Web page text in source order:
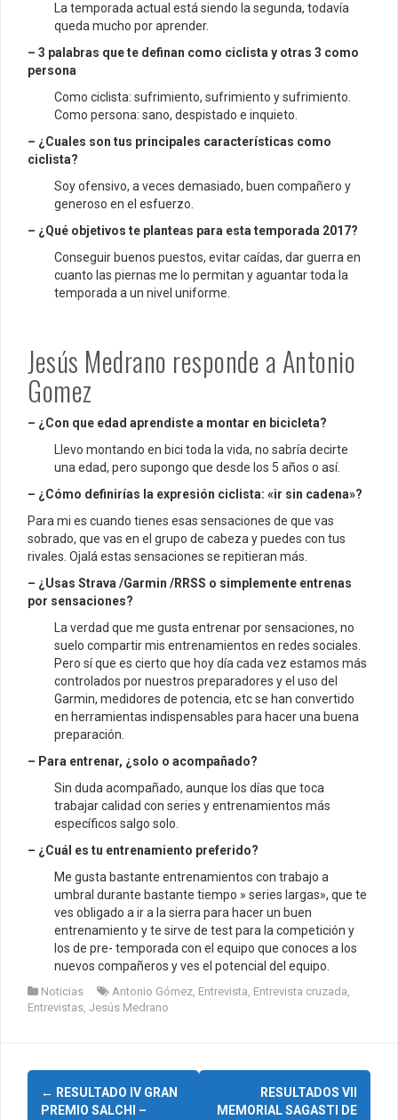
La temporada actual está siendo la segunda, todavía
queda mucho por aprender.
– 3 palabras que te definan como ciclista y otras 3 como
persona
Como ciclista: sufrimiento, sufrimiento y sufrimiento.
Como persona: sano, despistado e inquieto.
– ¿Cuales son tus principales características como
ciclista?
Soy ofensivo, a veces demasiado, buen compañero y
generoso en el esfuerzo.
– ¿Qué objetivos te planteas para esta temporada 2017?
Conseguir buenos puestos, evitar caídas, dar guerra en
cuanto las piernas me lo permitan y aguantar toda la
temporada a un nivel uniforme.
Jesús Medrano responde a Antonio
Gomez
– ¿Con que edad aprendiste a montar en bicicleta?
Llevo montando en bici toda la vida, no sabría decirte
una edad, pero supongo que desde los 5 años o así.
– ¿Cómo definirías la expresión ciclista: «ir sin cadena»?
Para mi es cuando tienes esas sensaciones de que vas
sobrado, que vas en el grupo de cabeza y puedes con tus
rivales. Ojalá estas sensaciones se repitieran más.
– ¿Usas Strava /Garmin /RRSS o simplemente entrenas
por sensaciones?
La verdad que me gusta entrenar por sensaciones, no
suelo compartir mis entrenamientos en redes sociales.
Pero sí que es cierto que hoy día cada vez estamos más
controlados por nuestros preparadores y el uso del
Garmin, medidores de potencia, etc se han convertido
en herramientas indispensables para hacer una buena
preparación.
– Para entrenar, ¿solo o acompañado?
Sin duda acompañado, aunque los días que toca
trabajar calidad con series y entrenamientos más
específicos salgo solo.
– ¿Cuál es tu entrenamiento preferido?
Me gusta bastante entrenamientos con trabajo a
umbral durante bastante tiempo » series largas», que te
ves obligado a ir a la sierra para hacer un buen
entrenamiento y te sirve de test para la competición y
los de pre- temporada con el equipo que conoces a los
nuevos compañeros y ves el potencial del equipo.
Noticias Antonio Gómez, Entrevista, Entrevista cruzada,
Entrevistas, Jesús Medrano
N← RESULTADO IV GRAN
PREMIO SALCHI –
RESULTADOS VII
MEMORIAL SAGASTI DE